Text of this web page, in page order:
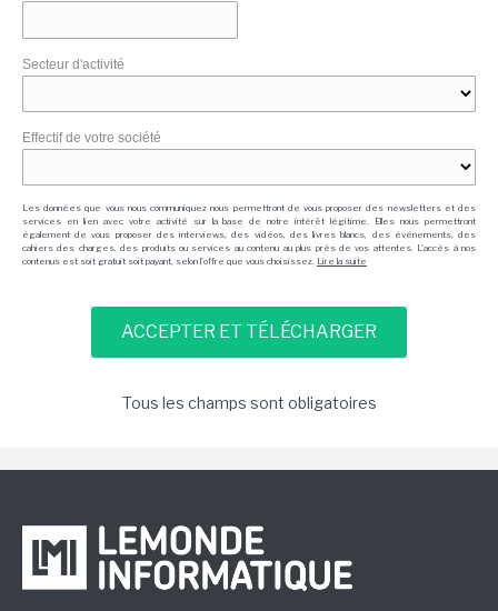
Secteur d'activité
Effectif de votre société
Les données que vous nous communiquez nous permettront de vous proposer des newsletters et des
services en lien avec votre activité sur la base de notre intérêt légitime. Elles nous permettront
également de vous proposer des interviews, des vidéos, des livres blancs, des événements, des
cahiers des charges, des produits ou services au contenu au plus près de vos attentes. L'accès à nos
contenus est soit gratuit soit payant, selon l'offre que vous choisissez. Lire la suite
Tous les champs sont obligatoires